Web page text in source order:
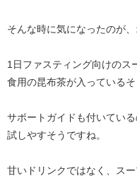
そんな時に気になったのが
1日ファスティング向けのス
食用の昆布茶が入っているそ
サポートガイドも付いてい
試しやすそうですね。
甘いドリンクではなく、ス